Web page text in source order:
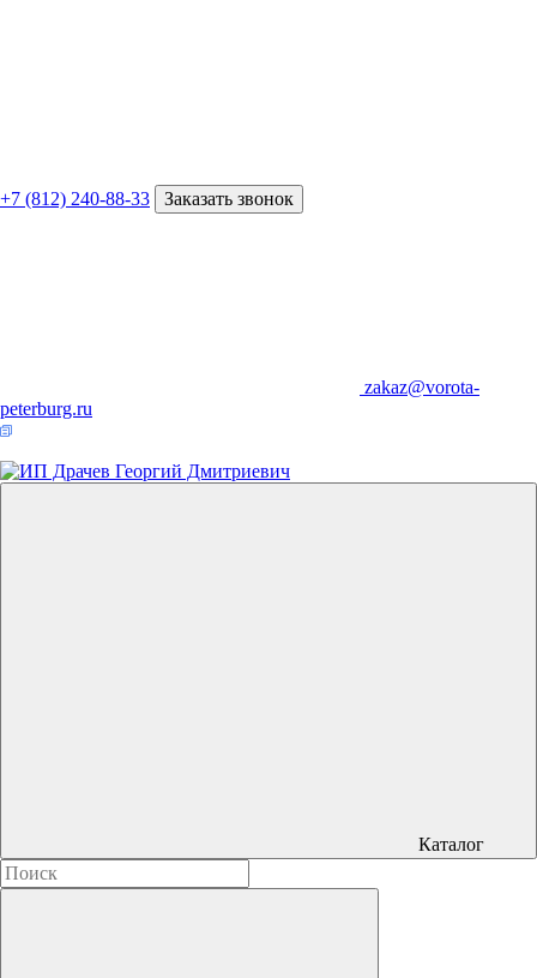
+7 (812) 240-88-33 Заказать звонок
zakaz@vorota-
peterburg.ru
Каталог